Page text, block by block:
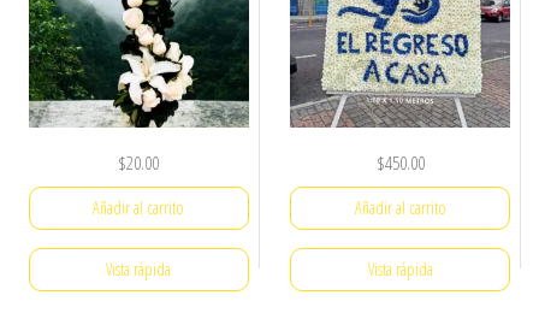
$20.00
Añadir al carrito
Vista rápida
$450.00
Añadir al carrito
Vista rápida